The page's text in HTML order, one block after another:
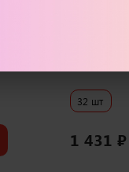
32 шт
1 431 ₽